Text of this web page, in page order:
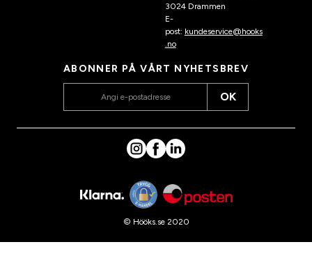
3024 Drammen
E-
post: kundeservice@hooks
.no
ABONNER PÅ VÅRT NYHETSBREV
OK
© Hööks.se 2020